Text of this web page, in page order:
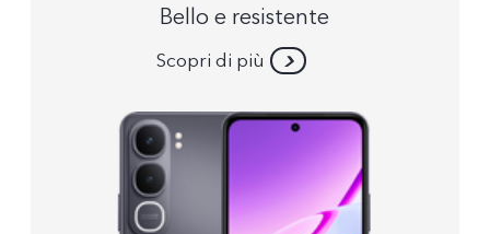
Bello e resistente
Scopri di più